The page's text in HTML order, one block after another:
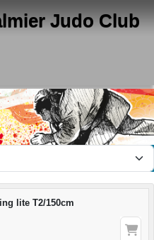
Judo Club
lite T2/150cm